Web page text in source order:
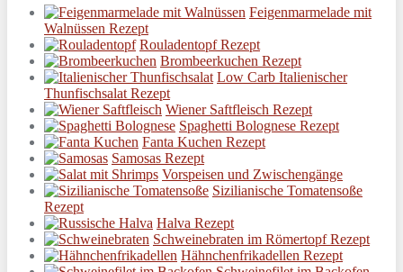
Feigenmarmelade mit
Walnüssen Rezept
Rouladentopf Rezept
Brombeerkuchen Rezept
Low Carb Italienischer
Thunfischsalat Rezept
Wiener Saftfleisch Rezept
Spaghetti Bolognese Rezept
Fanta Kuchen Rezept
Samosas Rezept
Vorspeisen und Zwischengänge
Sizilianische Tomatensoße
Rezept
Halva Rezept
Schweinebraten im Römertopf Rezept
Hähnchenfrikadellen Rezept